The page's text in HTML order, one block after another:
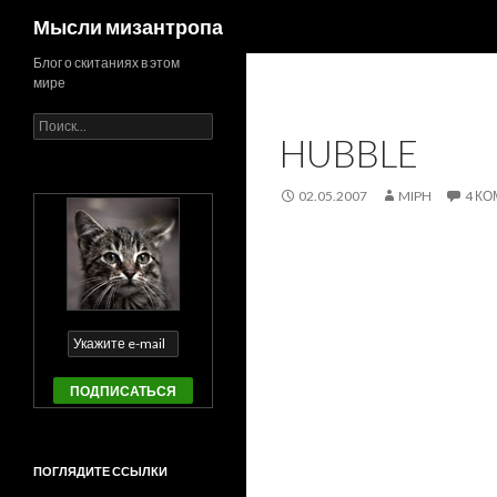
Мысли мизантропа
HUBBLE
02.05.2007 MIPH 4
Блог о скитаниях в этом
мире
Найти:
ПОГЛЯДИТЕ ССЫЛКИ